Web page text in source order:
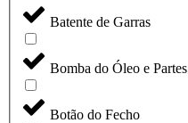
Batente de Garras
Bomba do Óleo e Partes
Botão do Fecho